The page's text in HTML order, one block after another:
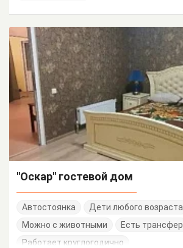
"Оскар" гостевой дом
Автостоянка
Дети любого возраста
Можно с животными
Есть трансфер
Работает круглогодично